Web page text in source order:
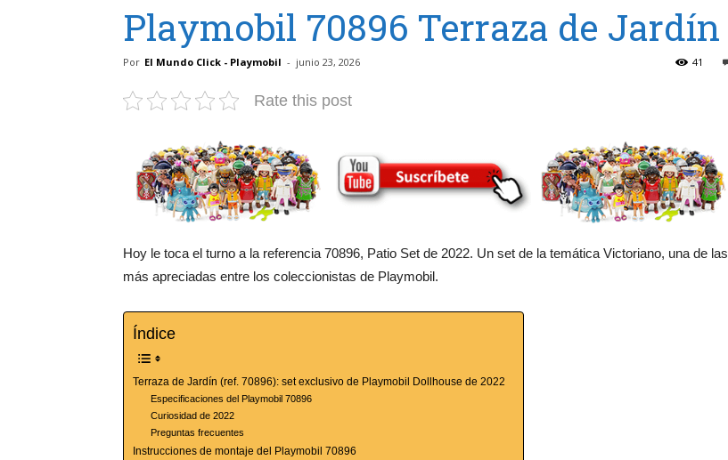
Playmobil 70896 Terraza de Jardín
Por El Mundo Click - Playmobil - junio 23, 2026 41
Rate this post
Hoy le toca el turno a la referencia 70896, Patio Set de 2022. Un set de la temática Victoriano, una de las
más apreciadas entre los coleccionistas de Playmobil.
Índice
Terraza de Jardín (ref. 70896): set exclusivo de Playmobil Dollhouse de 2022
Especificaciones del Playmobil 70896
Curiosidad de 2022
Preguntas frecuentes
Instrucciones de montaje del Playmobil 70896